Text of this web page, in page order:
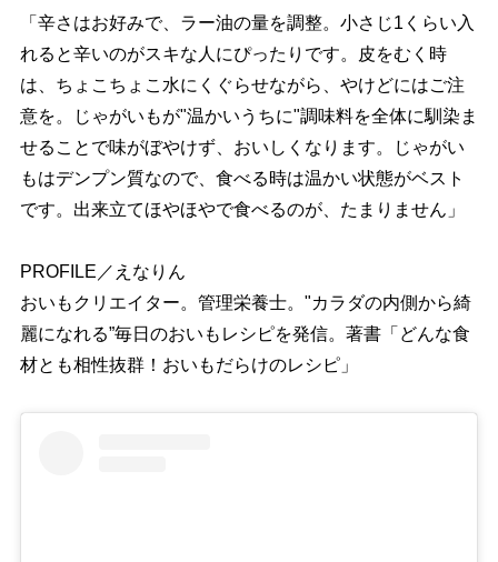
「辛さはお好みで、ラー油の量を調整。小さじ1くらい入
れると辛いのがスキな人にぴったりです。皮をむく時
は、ちょこちょこ水にくぐらせながら、やけどにはご注
意を。じゃがいもが"温かいうちに"調味料を全体に馴染ま
せることで味がぼやけず、おいしくなります。じゃがい
もはデンプン質なので、食べる時は温かい状態がベスト
です。出来立てほやほやで食べるのが、たまりません」
PROFILE／えなりん
おいもクリエイター。管理栄養士。"カラダの内側から綺
麗になれる”毎日のおいもレシピを発信。著書「どんな食
材とも相性抜群！おいもだらけのレシピ」